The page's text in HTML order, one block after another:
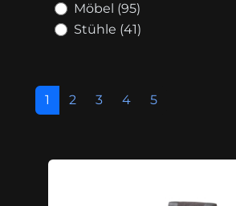
Möbel (95)
Stühle (41)
1 2 3 4 5